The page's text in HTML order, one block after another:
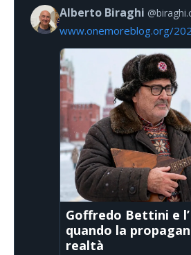
Alberto Biraghi
www.onemoreblog.org/
Goffredo Bettini e
quando la
realtà